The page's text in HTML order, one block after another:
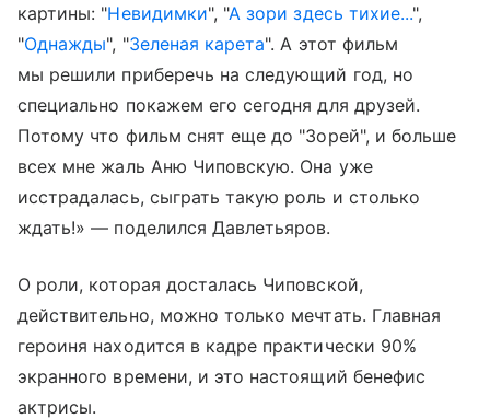
картины: "Невидимки", "А зори здесь тихие...",
"Однажды", "Зеленая карета". А этот фильм
мы решили приберечь на следующий год, но
специально покажем его сегодня для друзей.
Потому что фильм снят еще до "Зорей", и больше
всех мне жаль Аню Чиповскую. Она уже
исстрадалась, сыграть такую роль и столько
ждать!» — поделился Давлетьяров.
О роли, которая досталась Чиповской,
действительно, можно только мечтать. Главная
героиня находится в кадре практически 90%
экранного времени, и это настоящий бенефис
актрисы.